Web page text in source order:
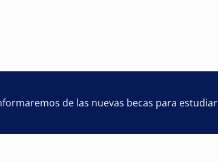
de las nuevas becas para estudiar